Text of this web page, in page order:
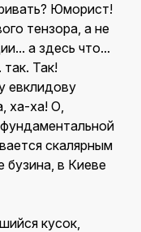
Юморист!
тензора, а не
а здесь что...
так. Так!
евклидову
ха-ха! О,
скалярным
бузина, в Киеве
кусок,